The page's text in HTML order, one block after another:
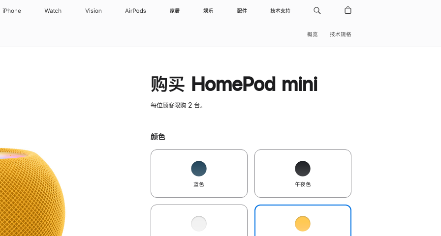
iPhone Watch Vision AirPods 家居 娱乐 配件 技术支持
概览 技术规格
购买 HomePod mini
每位顾客限购 2 台。
颜色
蓝色 午夜色